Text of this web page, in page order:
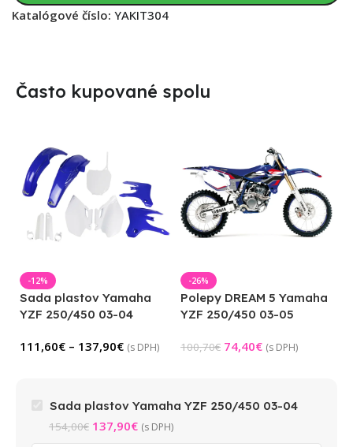
Katalógové číslo: YAKIT304
Často kupované spolu
-12%
Sada plastov Yamaha
YZF 250/450 03-04
111,60€ – 137,90€ (s DPH)
-26%
Polepy DREAM 5 Yamaha
YZF 250/450 03-05
100,70€ 74,40€ (s DPH)
Sada plastov Yamaha YZF 250/450 03-04
154,00€ 137,90€ (s DPH)